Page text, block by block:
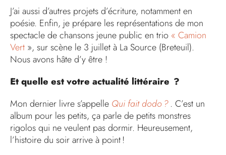
J’ai aussi d’autres projets d’écriture, notamment en
poésie. Enfin, je prépare les représentations de mon
spectacle de chansons jeune public en trio « Camion
Vert », sur scène le 3 juillet à La Source (Breteuil).
Nous avons hâte d’y être !
Et quelle est votre actualité littéraire ?
Mon dernier livre s’appelle Qui fait dodo ?. C’est un
album pour les petits, ça parle de petits monstres
rigolos qui ne veulent pas dormir. Heureusement,
l’histoire du soir arrive à point !